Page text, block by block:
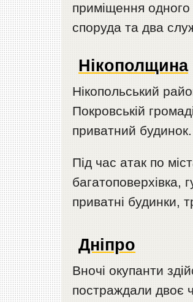
приміщення
споруда та два
Нікополщина
Нікопольський
Покровській
приватний будинок.
Під час атак по
багатоповерхівка,
приватні будинки,
Дніпро
Вночі окупанти
постраждали двоє